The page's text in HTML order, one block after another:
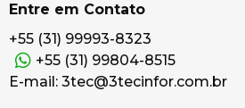
Entre em Contato
+55 (31) 99993-8323
+55 (31) 99804-8515
E-mail: 3tec@3tecinfor.com.br